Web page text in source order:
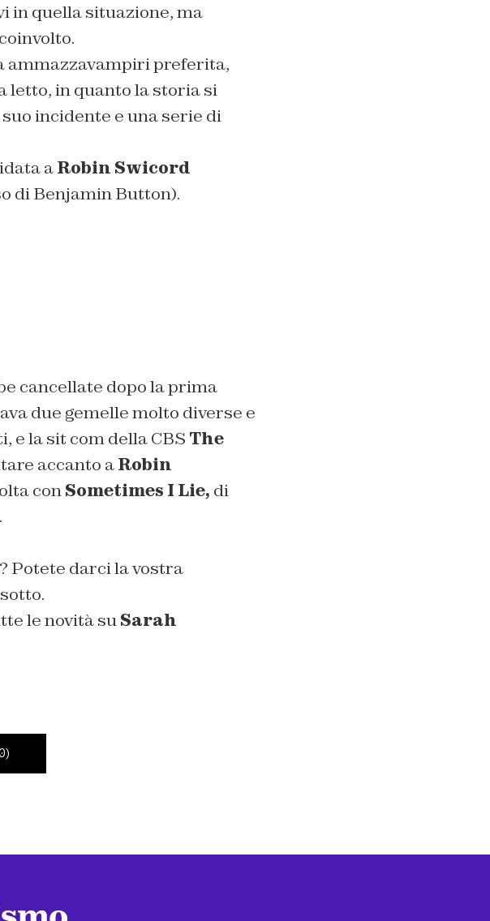
in quella situazione, ma
ammazzavampiri preferita,
letto, in quanto la storia si
incidente e una serie di
aRobin Swicord
di Benjamin Button).
cancellate dopo la prima
due gemelle molto diverse e
e la sit com della CBS The
accanto aRobin
conSometimes I Lie, di
Potete darci la vostra
le novità suSarah